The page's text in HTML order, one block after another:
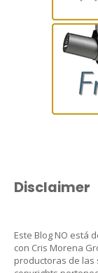
Disclaimer
Este Blog NO está
con Cris Morena
productoras de las